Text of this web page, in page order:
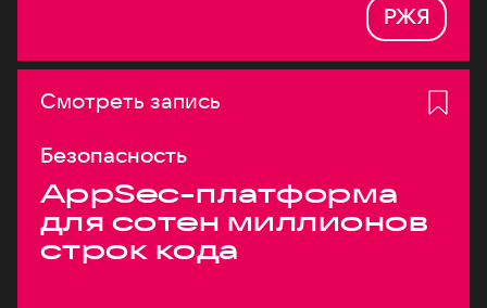
РЖЯ
Смотреть запись
Безопасность
AppSec-платформа
для сотен миллионов
строк кода